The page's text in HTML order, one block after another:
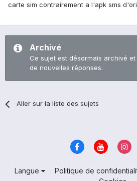
carte sim contrairement a l'apk sms
Archivé
Ce sujet est désormais archivé
de nouvelles réponses.
Aller sur la liste des sujets
Langue Politique de